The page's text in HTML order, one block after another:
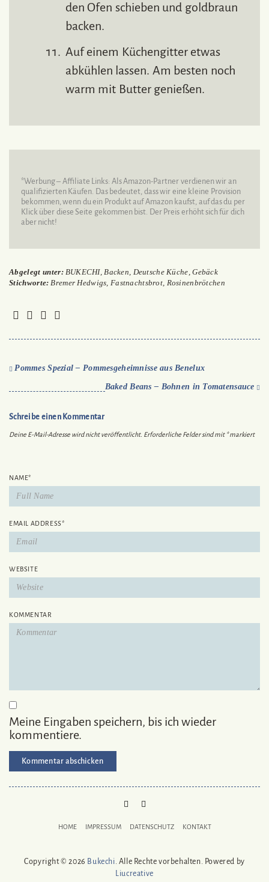
den Ofen schieben und goldbraun
backen.
Auf einem Küchengitter etwas
abkühlen lassen. Am besten noch
warm mit Butter genießen.
*Werbung – Affiliate Links: Als Amazon-Partner verdienen wir an
qualifizierten Käufen. Das bedeutet, dass wir eine kleine Provision
bekommen, wenn du ein Produkt auf Amazon kaufst, auf das du per
Klick über diese Seite gekommen bist. Der Preis erhöht sich für dich
aber nicht!
Abgelegt unter: BUKECHI,Backen, Deutsche Küche,Gebäck
Stichworte: Bremer Hedwigs,Fastnachtsbrot, Rosinenbrötchen
Pommes Spezial – Pommesgeheimnisse aus Benelux
Baked Beans – Bohnen in Tomatensauce
Schreibe einen Kommentar
Deine E-Mail-Adresse wird nicht veröffentlicht. Erforderliche Felder sind mit *markiert
NAME*
EMAIL ADDRESS*
WEBSITE
KOMMENTAR
Meine Eingaben speichern, bis ich wieder
kommentiere.
TO
HOME IMPRESSUM DATENSCHUTZ KONTAKT
Copyright © 2026 Bukechi. Alle Rechte vorbehalten. Powered by
Liucreative